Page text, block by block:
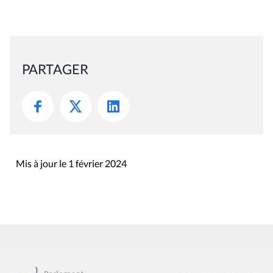
PARTAGER
Mis à jour le 1 février 2024